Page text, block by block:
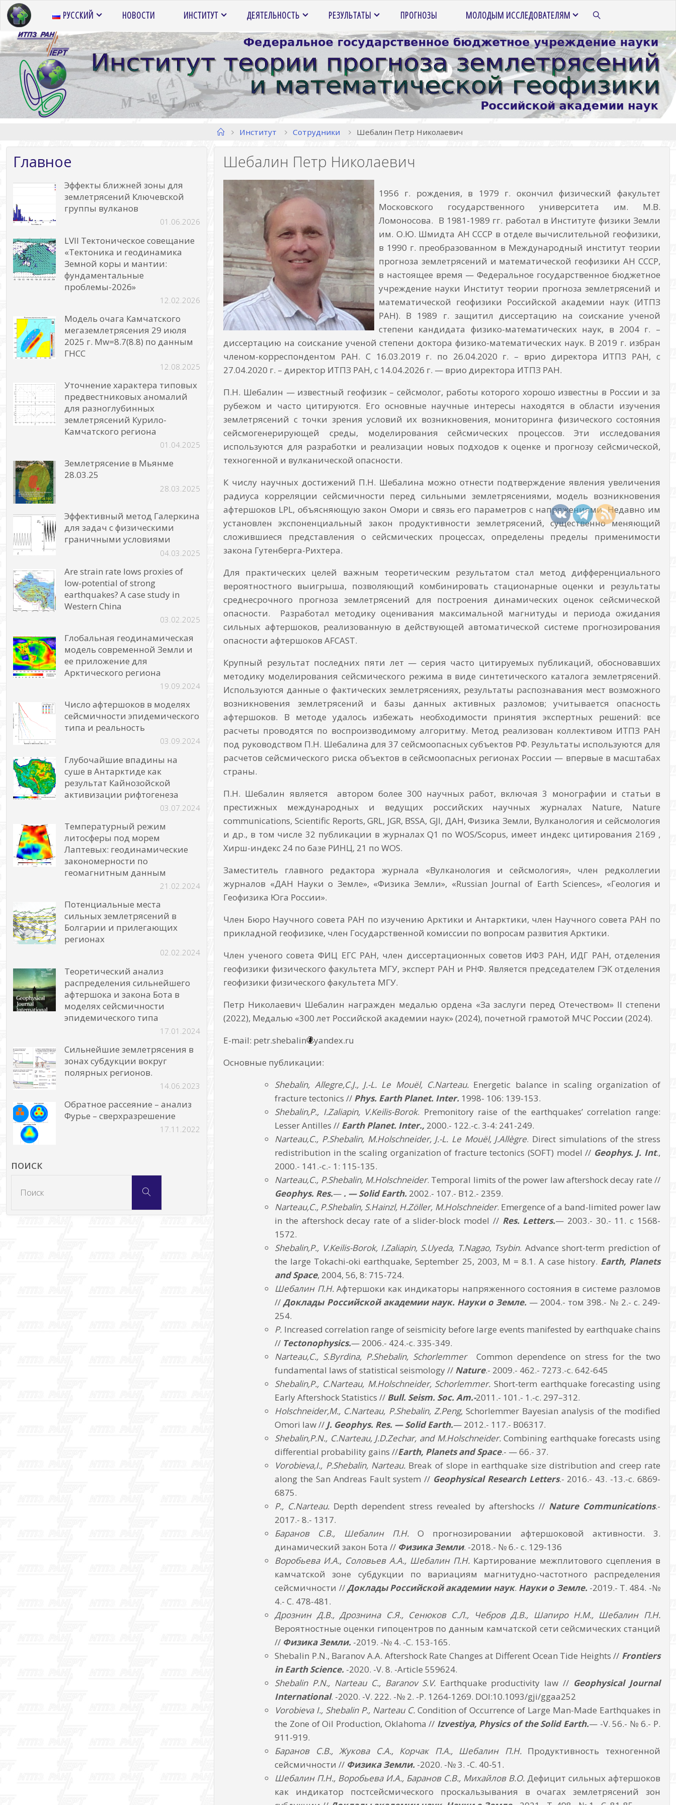
Перейти
содержимому
РУССКИЙ НОВОСТИ ИНСТИТУТ ДЕЯТЕЛЬНОСТЬ РЕЗУЛЬТАТЫ ПРОГНОЗЫ МОЛОДЫМ ИССЛЕДОВАТЕЛЯМ
ПОИСК
ГлавнаяИнститут Сотрудники Шебалин Петр Николаевич
Шебалин Петр Николаевич
1956 г. рождения, в 1979 г. окончил физический факультет
Московского государственного университета им. М.В.
Ломоносова. В 1981-1989 гг. работал в Институте физики Земли
им. О.Ю. Шмидта АН СССР в отделе вычислительной геофизики,
в 1990 г. преобразованном в Международный институт теории
прогноза землетрясений и математической геофизики АН СССР,
в настоящее время — Федеральное государственное бюджетное
учреждение науки Институт теории прогноза землетрясений и
математической геофизики Российской академии наук (ИТПЗ
РАН). В 1989 г. защитил диссертацию на соискание ученой
степени кандидата физико-математических наук, в 2004 г. –
диссертацию на соискание ученой степени доктора физико-математических наук. В 2019 г. избран
членом-корреспондентом РАН. С 16.03.2019 г. по 26.04.2020 г. – врио директора ИТПЗ РАН, с
27.04.2020 г. – директор ИТПЗ РАН, с 14.04.2026 г. — врио директора ИТПЗ РАН.
П.Н. Шебалин — известный геофизик – сейсмолог, работы которого хорошо известны в России и за
рубежом и часто цитируются. Его основные научные интересы находятся в области изучения
землетрясений с точки зрения условий их возникновения, мониторинга физического состояния
сейсмогенерирующей среды, моделирования сейсмических процессов. Эти исследования
используются для разработки и реализации новых подходов к оценке и прогнозу сейсмической,
техногенной и вулканической опасности.
К числу научных достижений П.Н. Шебалина можно отнести подтверждение явления увеличения
радиуса корреляции сейсмичности перед сильными землетрясениями, модель возникновения
афтершоков LPL, объясняющую закон Омори и связь его параметров с напряжениями. Недавно им
установлен экспоненциальный закон продуктивности землетрясений, существенно меняющий
сложившиеся представления о сейсмических процессах, определены пределы применимости
закона Гутенберга-Рихтера.
Для практических целей важным теоретическим результатом стал метод дифференциального
вероятностного выигрыша, позволяющий комбинировать стационарные оценки и результаты
среднесрочного прогноза землетрясений для построения динамических оценок сейсмической
опасности. Разработал методику оценивания максимальной магнитуды и периода ожидания
сильных афтершоков, реализованную в действующей автоматической системе прогнозирования
опасности афтершоков AFCAST.
Крупный результат последних пяти лет — серия часто цитируемых публикаций, обосновавших
методику моделирования сейсмического режима в виде синтетического каталога землетрясений.
Используются данные о фактических землетрясениях, результаты распознавания мест возможного
возникновения землетрясений и базы данных активных разломов; учитывается опасность
афтершоков. В методе удалось избежать необходимости принятия экспертных решений: все
расчеты проводятся по воспроизводимому алгоритму. Метод реализован коллективом ИТПЗ РАН
под руководством П.Н. Шебалина для 37 сейсмоопасных субъектов РФ. Результаты используются для
расчетов сейсмического риска объектов в сейсмоопасных регионах России — впервые в масштабах
страны.
П.Н. Шебалин является автором более 300 научных работ, включая 3 монографии и статьи в
престижных международных и ведущих российских научных журналах Nature, Nature
communications, Scientific Reports, GRL, JGR, BSSA, GJI, ДАН, Физика Земли, Вулканология и сейсмология
и др., в том числе 32 публикации в журналах Q1 по WOS/Scopus, имеет индекс цитирования 2169 ,
Хирш-индекс 24 по базе РИНЦ, 21 по WOS.
Заместитель главного редактора журнала «Вулканология и сейсмология», член редколлегии
журналов «ДАН Науки о Земле», «Физика Земли», «Russian Journal of Earth Sciences», «Геология и
Геофизика Юга России».
Член Бюро Научного совета РАН по изучению Арктики и Антарктики, член Научного совета РАН по
прикладной геофизике, член Государственной комиссии по вопросам развития Арктики.
Член ученого совета ФИЦ ЕГС РАН, член диссертационных советов ИФЗ РАН, ИДГ РАН, отделения
геофизики физического факультета МГУ, эксперт РАН и РНФ. Является председателем ГЭК отделения
геофизики физического факультета МГУ.
Петр Николаевич Шебалин награжден медалью ордена «За заслуги перед Отечеством» II степени
(2022), Медалью «300 лет Российской академии наук» (2024), почетной грамотой МЧС России (2024).
E-mail: petr.shebalin
yandex.ru
Основные публикации:
Shebalin, Allegre,C.J., J.-L. Le Mouël, C.Narteau.Energetic balance in scaling organization of
fracture tectonics // Phys. Earth Planet. Inter. 1998- 106: 139-153.
Shebalin,P., I.Zaliapin, V.Keilis-Borok. Premonitory raise of the earthquakes’ correlation range:
Lesser Antilles // Earth Planet. Inter., 2000.- 122.-с. 3-4: 241-249.
Narteau,C., P.Shebalin, M.Holschneider, J.-L. Le Mouël, J.Allègre. Direct simulations of the stress
redistribution in the scaling organization of fracture tectonics (SOFT) model // Geophys. J. Int.,
2000.- 141.-с.- 1: 115-135.
Narteau,C., P.Shebalin, M.Holschneider. Temporal limits of the power law aftershock decay rate //
Geophys. Res.— . — Solid Earth. 2002.- 107.- B12.- 2359.
Narteau,C., P.Shebalin, S.Hainzl, H.Zöller, M.Holschneider. Emergence of a band-limited power law
in the aftershock decay rate of a slider-block model // Res. Letters.— 2003.- 30.- 11. с 1568-
1572.
Shebalin,P., V.Keilis-Borok, I.Zaliapin, S.Uyeda, T.Nagao, Tsybin. Advance short-term prediction of
the large Tokachi-oki earthquake, September 25, 2003, M = 8.1. A case history. Earth, Planets
and Space, 2004, 56, 8: 715-724.
Шебалин П.Н.Афтершоки как индикаторы напряженного состояния в системе разломов
//Доклады Российской академии наук. Науки о Земле. — 2004.- том 398.- № 2.- с. 249-
254.
P. Increased correlation range of seismicity before large events manifested by earthquake chains
// Tectonophysics.— 2006.- 424.-с. 335-349.
Narteau,C., S.Byrdina, P.Shebalin, SchorlemmerCommon dependence on stress for the two
fundamental laws of statistical seismology // Nature.- 2009.- 462.- 7273.-с. 642-645
Shebalin,P., C.Narteau, M.Holschneider, Schorlemmer. Short-term earthquake forecasting using
Early Aftershock Statistics // Bull. Seism. Soc. Am.-2011.- 101.- 1.-с. 297–312.
Holschneider,M., C.Narteau, P.Shebalin, Z.Peng, Schorlemmer Bayesian analysis of the modified
Omori law // J. Geophys. Res. — Solid Earth.— 2012.- 117.- B06317.
Shebalin,P.N., C.Narteau, J.D.Zechar, and M.Holschneider.Combining earthquake forecasts using
differential probability gains //Earth, Planets and Space.- — 66.- 37.
Vorobieva,I., P.Shebalin, Narteau.Break of slope in earthquake size distribution and creep rate
along the San Andreas Fault system // Geophysical Research Letters.- 2016.- 43. -13.-с. 6869-
6875.
P., C.Narteau. Depth dependent stress revealed by aftershocks // Nature Communications.-
2017.- 8.- 1317.
Баранов С.В., Шебалин П.Н.О прогнозировании афтершоковой активности. 3.
динамический закон Бота // Физика Земли. -2018.- № 6.- с. 129-136
Воробьева И.А., Соловьев А.А., Шебалин П.Н. Картирование межплитового сцепления в
камчатской зоне субдукции по вариациям магнитудно-частотного распределения
сейсмичности //Доклады Российской академии наук. Науки о Земле. -2019.- Т. 484. -№
4.- С. 478-481.
Дрознин Д.В., Дрознина С.Я., Сенюков С.Л., Чебров Д.В., Шапиро Н.М., Шебалин П.Н.
Вероятностные оценки гипоцентров по данным камчатской сети сейсмических станций
// Физика Земли. -2019. -№ 4. -С. 153-165.
Shebalin P.N., Baranov A.A. Aftershock Rate Changes at Different Ocean Tide Heights // Frontiers
in Earth Science. -2020. -V. 8. -Article 559624.
Shebalin P.N., Narteau C., Baranov S.V.Earthquake productivity law // Geophysical Journal
International. -2020. -V. 222. -№ 2. -P. 1264-1269. DOI:10.1093/gji/ggaa252
Vorobieva I., Shebalin P., Narteau C. Condition of Occurrence of Large Man-Made Earthquakes in
the Zone of Oil Production, Oklahoma // Izvestiya, Physics of the Solid Earth.— -V. 56.- № 6.- P.
911-919.
Баранов С.В., Жукова С.А., Корчак П.А., Шебалин П.Н.Продуктивность техногенной
сейсмичности // Физика Земли. -2020. -№ 3. -С. 40-51.
Шебалин П.Н., Воробьева И.А., Баранов С.В., Михайлов В.О. Дефицит сильных афтершоков
как индикатор постсейсмического проскальзывания в очагах землетрясений зон
Главное
Эффекты ближней зоны для
землетрясений Ключевской
группы вулканов
01.06.2026
LVII Тектоническое совещание
«Тектоника и геодинамика
Земной коры и мантии:
фундаментальные
проблемы-2026»
12.02.2026
Модель очага Камчатского
мегаземлетрясения 29 июля
2025 г. Mw=8.7(8.8) по данным
ГНСС
12.08.2025
Уточнение характера типовых
предвестниковых аномалий
для разноглубинных
землетрясений Курило-
Камчатского региона
01.04.2025
Землетрясение в Мьянме
28.03.25
28.03.2025
Эффективный метод Галеркина
для задач с физическими
граничными условиями
04.03.2025
Are strain rate lows proxies of
low-potential of strong
earthquakes? A case study in
Western China
03.02.2025
Глобальная геодинамическая
модель современной Земли и
ее приложение для
Арктического региона
19.09.2024
Число афтершоков в моделях
сейсмичности эпидемического
типа и реальность
03.09.2024
Глубочайшие впадины на
суше в Антарктиде как
результат Кайнозойской
активизации рифтогенеза
03.07.2024
Температурный режим
литосферы под морем
Лаптевых: геодинамические
закономерности по
геомагнитным данным
21.02.2024
Потенциальные места
сильных землетрясений в
Болгарии и прилегающих
регионах
02.02.2024
Теоретический анализ
распределения сильнейшего
афтершока и закона Бота в
моделях сейсмичности
эпидемического типа
17.01.2024
Сильнейшие землетрясения в
зонах субдукции вокруг
полярных регионов.
14.06.2023
Обратное рассеяние – анализ
Фурье – сверхразрешение
17.11.2022
ПОИСК
Поиск